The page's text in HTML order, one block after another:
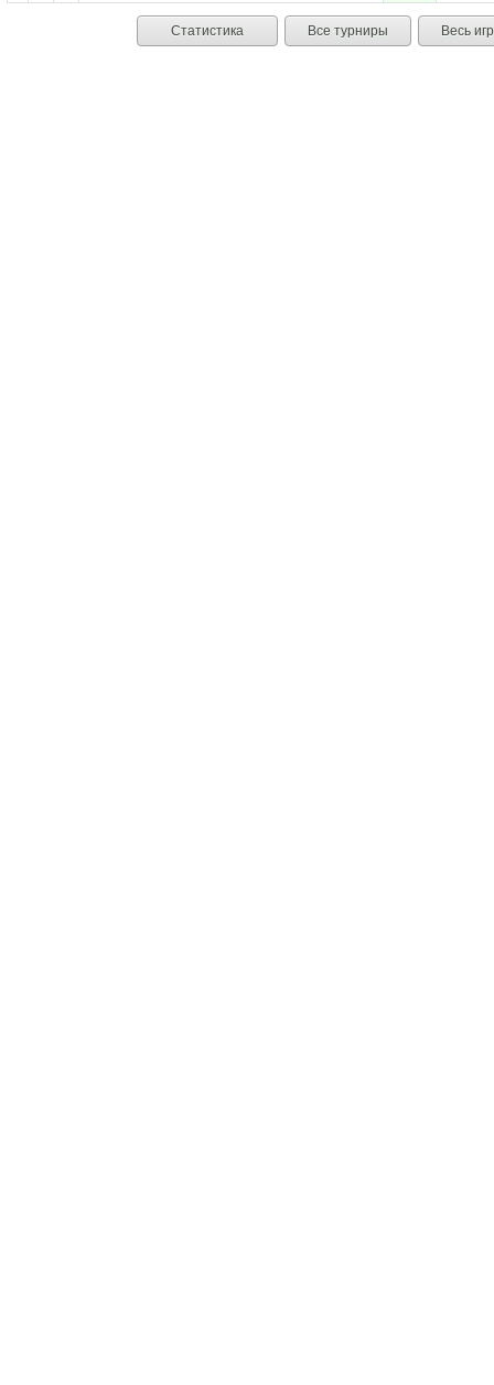
Статистика Все турниры Весь